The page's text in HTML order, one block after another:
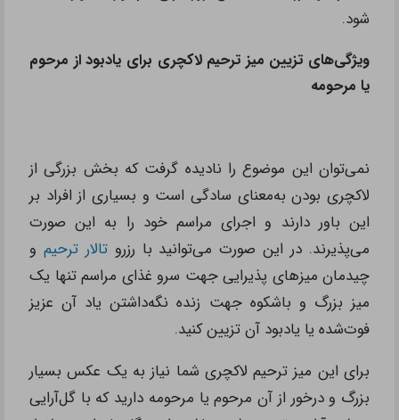
شود.
ویژگی‌های تزیین میز ترحیم لاکچری برای یادبود از مرحوم
یا مرحومه
نمی‌توان این موضوع را نادیده گرفت که بخش بزرگی از
لاکچری بودن به‌معنای سادگی است و بسیاری از افراد بر
این باور دارند و اجرای مراسم خود را به این صورت
می‌پذیرند. در این صورت می‌توانید با رزروتالار ترحیم و
چیدمان میزهای پذیرایی جهت سرو غذای مراسم تنها یک
میز بزرگ و باشکوه جهت زنده نگه‌داشتن یاد آن عزیز
فوت‌شده یا یادبود آن تزیین کنید.
برای این میز ترحیم لاکچری شما نیاز به یک عکس بسیار
بزرگ و درخور از آن مرحوم یا مرحومه دارید که با گل‌آرایی